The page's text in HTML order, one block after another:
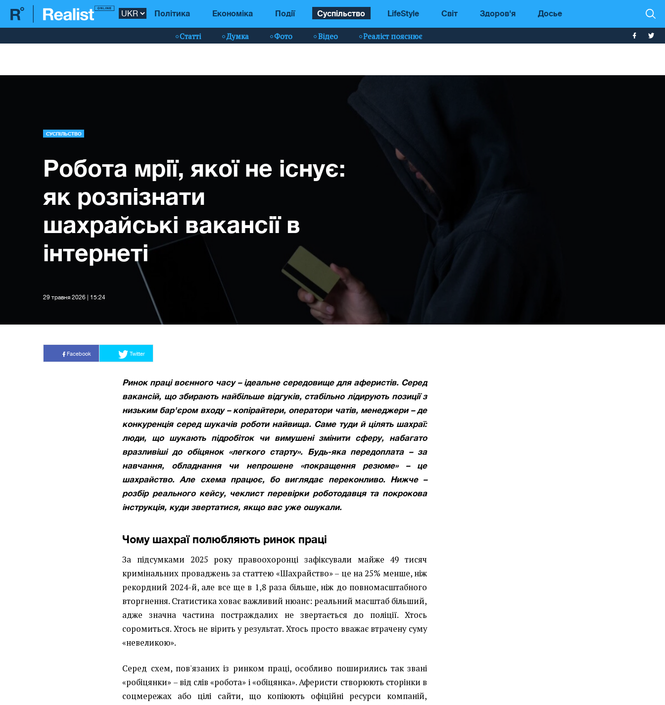
Політика Економіка Події Суспільство LifeStyle Світ Здоров'я Досье
Статті Думка Фото Відео Реаліст пояснює
СУСПІЛЬСТВО
Робота мрії, якої не існує:
як розпізнати
шахрайські вакансії в
інтернеті
29 травня 2026 | 15:24
Facebook Twitter
Ринок праці воєнного часу – ідеальне середовище для аферистів. Серед
вакансій, що збирають найбільше відгуків, стабільно лідирують позиції з
низьким бар'єром входу – копірайтери, оператори чатів, менеджери – де
конкуренція серед шукачів роботи найвища. Саме туди й цілять шахраї:
люди, що шукають підробіток чи вимушені змінити сферу, набагато
вразливіші до обіцянок «легкого старту». Будь-яка передоплата – за
навчання, обладнання чи непрошене «покращення резюме» – це
шахрайство. Але схема працює, бо виглядає переконливо. Нижче –
розбір реального кейсу, чеклист перевірки роботодавця та покрокова
інструкція, куди звертатися, якщо вас уже ошукали.
Чому шахраї полюбляють ринок праці
За підсумками 2025 року правоохоронці зафіксували майже 49 тисяч
кримінальних проваджень за статтею «Шахрайство» – це на 25% менше, ніж
рекордний 2024-й, але все ще в 1,8 раза більше, ніж до повномасштабного
вторгнення. Статистика ховає важливий нюанс: реальний масштаб більший,
адже значна частина постраждалих не звертається до поліції. Хтось
соромиться. Хтось не вірить у результат. Хтось просто вважає втрачену суму
«невеликою».
Серед схем, пов'язаних із ринком праці, особливо поширились так звані
«робіцянки» – від слів «робота» і «обіцянка». Аферисти створюють сторінки в
соцмережах або цілі сайти, що копіюють офіційні ресурси компаній,